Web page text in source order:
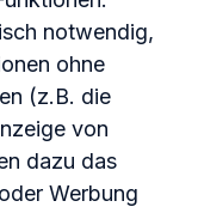
notwendig,
ohne
(z.B. die
von
dazu das
Werbung